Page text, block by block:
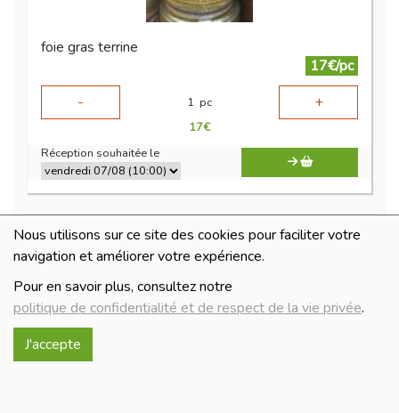
Nous utilisons sur ce site des cookies pour faciliter votre
navigation et améliorer votre expérience.
Pour en savoir plus, consultez notre
politique de confidentialité et de respect de la vie privée.
J'accepte
foie gras terrine
17€/pc
-
1 pc +
17€
Réception souhaitée le